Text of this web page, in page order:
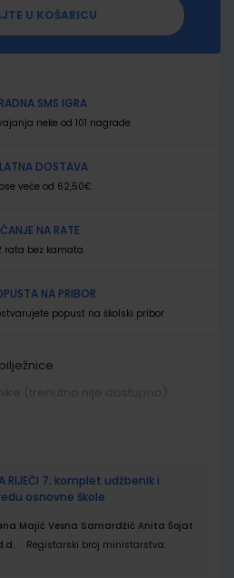
U KOŠARICU
SMS IGRA
neke od 101 nagrade
DOSTAVA
veće od 62,50€
NA RATE
rata bez kamata
NA PRIBOR
popust na školski pribor
RIJEČI 7; komplet udžbenik i
osnovne škole
Majić Vesna Samardžić Anita Šojat
Registarski broj ministarstva: